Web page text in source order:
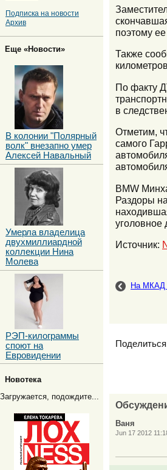
поэтому
Также
По факту
в
Отметим,
самого
BMW
Раздоры
уголовное
Источник:
На МКАД
Ваня
Jun 17 2012
Подписка на новости
Архив
Еще «Новости»
В колонии "Полярный
волк" внезапно умер
Алексей Навальный
Умерла владелица
двухмиллиардной
коллекции Нина
Молева
РЭП-килограммы
споют на
Евровидении
Новотека
Загружается, подождите...